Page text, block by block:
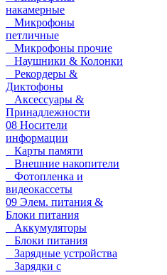
накамерные
Микрофоны
петличные
Микрофоны прочие
Наушники & Колонки
Рекордеры &
Диктофоны
Аксессуары &
Принадлежности
08 Носители
информации
Карты памяти
Внешние накопители
Фотопленка и
видеокассеты
09 Элем. питания &
Блоки питания
Аккумуляторы
Блоки питания
Зарядные устройства
Зарядки с